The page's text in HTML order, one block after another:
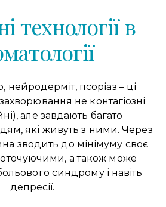
технології в
нейродерміт, псоріаз – ці
не контагіозні
але завдають багато
які живуть з ними. Через
зводить до мінімуму своє
оточуючими, а також може
синдрому і навіть
депресії.